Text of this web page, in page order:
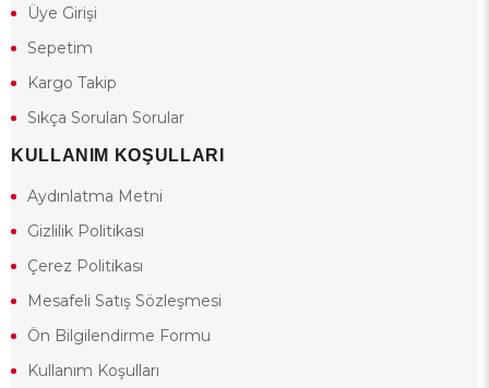
Üye Girişi
Sepetim
Kargo Takip
Sıkça Sorulan Sorular
KULLANIM KOŞULLARI
Aydınlatma Metni
Gizlilik Politikası
Çerez Politikası
Mesafeli Satış Sözleşmesi
Ön Bilgilendirme Formu
Kullanım Koşulları